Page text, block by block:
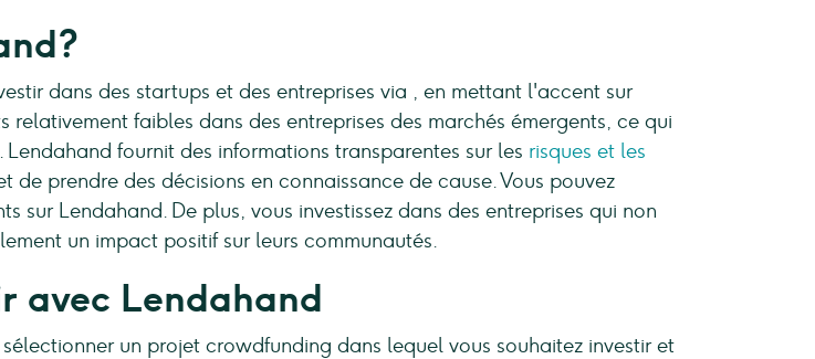
dans des startups et des entreprises via , en mettant l'accent sur
relativement faibles dans des entreprises des marchés émergents, ce qui
fournit des informations transparentes sur les risques et les
prendre des décisions en connaissance de cause. Vous pouvez
sur Lendahand. De plus, vous investissez dans des entreprises qui non
un impact positif sur leurs communautés.
avec Lendahand
un projet crowdfunding dans lequel vous souhaitez investir et